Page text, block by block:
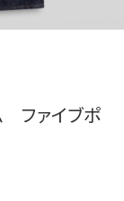
ファイブポ